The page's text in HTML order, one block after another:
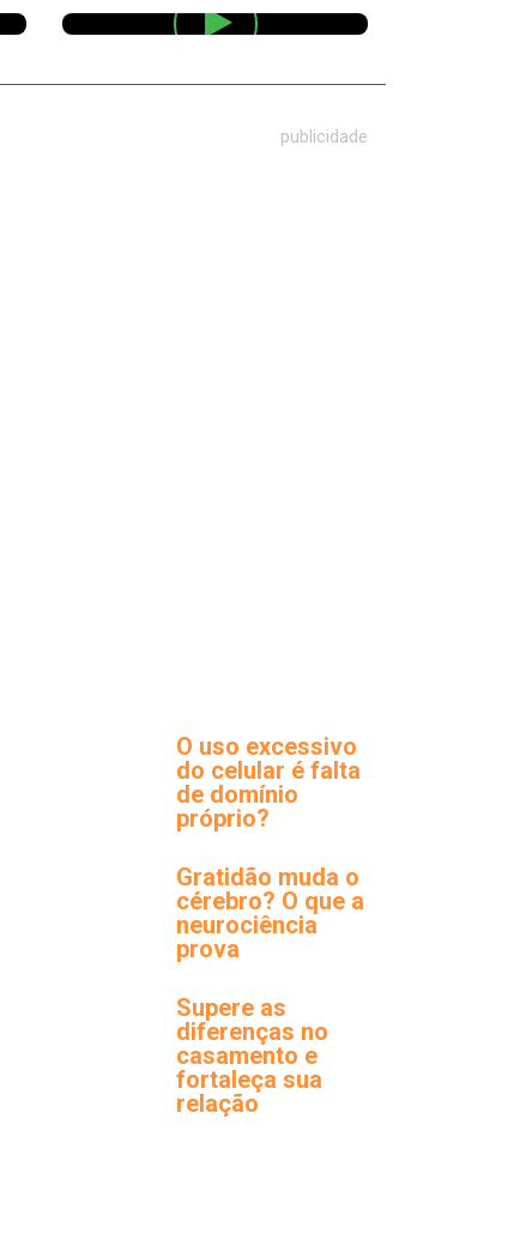
publicidade
O uso excessivo
do celular é falta
de domínio
próprio?
Gratidão muda o
cérebro? O que a
neurociência
prova
Supere as
diferenças no
casamento e
fortaleça sua
relação